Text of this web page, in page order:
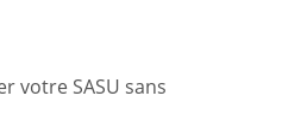
votre SASU sans